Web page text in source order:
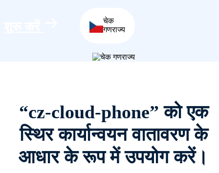
चेक
गणराज्य
“cz-cloud-phone” को एक
स्थिर कार्यान्वयन वातावरण के
आधार के रूप में उपयोग करें।